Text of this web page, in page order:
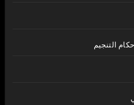
التنجيم